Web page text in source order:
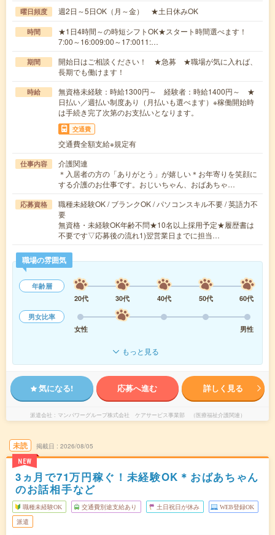
曜日頻度 週2日～5日OK（月～金） ★土日休みOK
時間
★1日4時間～の時短シフトOK★スタート時間選べます！
7:00～16:009:00～17:0011:…
期間
開始日はご相談ください！ ★急募 ★職場が気に入れば、
長期でも働けます！
時給
無資格未経験：時給1300円～ 経験者：時給1400円～ ★
日払い／週払い制度あり（月払いも選べます）※稼働開始時
は手続き完了次第のお支払いとなります。
交通費
交通費全額支給※規定有
仕事内容
介護関連
＊入居者の方の「ありがとう」が嬉しい＊お年寄りを笑顔に
する介護のお仕事です。おじいちゃん、おばあちゃ…
応募資格
職種未経験OK / ブランクOK / パソコンスキル不要 / 英語力不
要
無資格・未経験OK年齢不問★10名以上採用予定★履歴書は
不要です▽応募後の流れ1)翌営業日までに担当…
職場の雰囲気
年齢層
20代
30代 40代 50代
60代
男女比率
女性
男性
もっと見る
気になる! 応募へ進む 詳しく見る
派遣会社 マンパワーグループ株式会社 ケアサービス事業部 （医療福祉介護関連）
未読
NEW
掲載日 2026/08/05
3ヵ月で71万円稼ぐ！未経験OK＊おばあちゃん
のお話相手など
職種未経験OK 交通費別途支給あり 土日祝日が休み WEB登録OK
派遣